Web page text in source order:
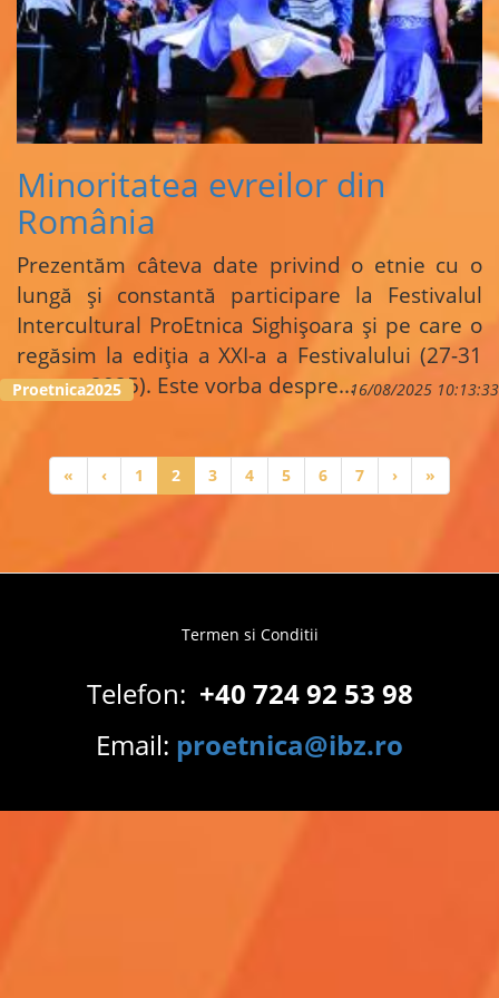
Minoritatea evreilor din
România
Prezentăm câteva date privind o etnie cu o
lungă și constantă participare la Festivalul
Intercultural ProEtnica Sighișoara și pe care o
regăsim la ediția a XXI-a a Festivalului (27-31
august 2025). Este vorba despre...16/08/2025 10:13:33
Proetnica2025
Paginare
Prima
pagină
«
Pagina
anterioară
‹ Page
1
Pagina
curentă
2 Page
3 Page
4 Page
5 Page
6 Page
7
Pagina
următoare
›
Ultima
pagină
»
menu
Termen si Conditii
Telefon: +40 724 92 53 98
Email: proetnica@ibz.ro